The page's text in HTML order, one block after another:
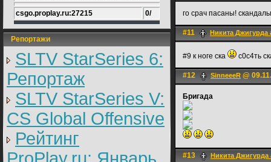
csgo.proplay.ru:27215 0/
Репортажи
SLTV StarSeries 6:
Репортаж
SLTV StarSeries V:
CS Global Offensive
Рейтинг
го срач пасаны!
#11 Никита Джигурда
#9 к ноге ска с0с4ть
#12 SinneeeR @
Бригада
#13 Никита Джигурда